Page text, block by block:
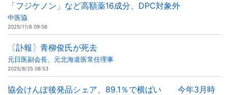
「フジケノン」など高額薬16成分、DPC対象外
中医協
2025/11/6 09:56
〔訃報〕青柳俊氏が死去
元日医副会長、元北海道医常任理事
2025/8/25 08:53
協会けんぽ後発品シェア、89.1％で横ばい 今年3月時